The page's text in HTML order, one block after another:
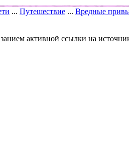
... Путешествие ... Вредные
активной ссылки на